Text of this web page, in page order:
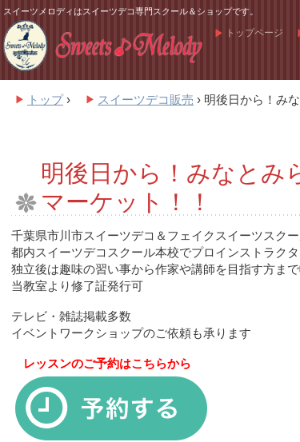
スイーツメロディはスイーツデコ専門スクール＆ショップです。
トップページ
トップ › スイーツデコ販売 › 明後日から！み
明後日から！みなとみ
マーケット！！
千葉県市川市スイーツデコ＆フェイクスイーツスク
都内スイーツデコスクール本校でプロインストラクタ
独立後は趣味の習い事から作家や講師を目指す方ま
当教室より修了証発行可
テレビ・雑誌掲載多数
イベントワークショップのご依頼も承ります
レッスンのご予約はこちらから